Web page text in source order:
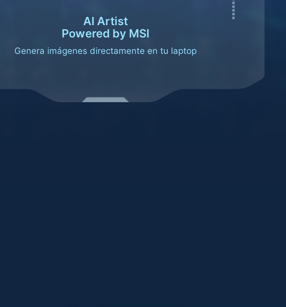
AI Artist
Powered by MSI
Genera imágenes directamente en tu laptop